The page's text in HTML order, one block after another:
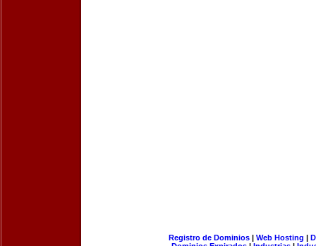
Registro de Dominios| Web Hosting |